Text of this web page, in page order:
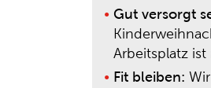
Gut versorgt
Arbeitsplatz
Fit bleiben: